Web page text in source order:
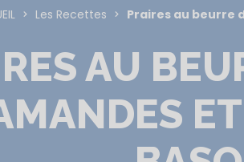
Les Recettes Praires au beurre
AU